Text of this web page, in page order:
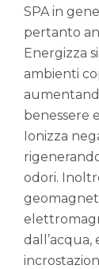
SPA in
pertanto
Energizza
ambienti
benessere
Ionizza
odori.